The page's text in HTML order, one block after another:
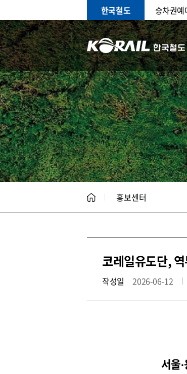
한국철도 승차권예
홍보
홍보센터
코레일유도단,
작성일 2026-06-12
서울